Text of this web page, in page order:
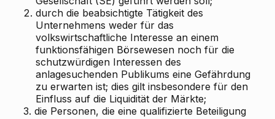
2. durch die beabsichtigte Tätigkeit des
Unternehmens weder für das
volkswirtschaftliche Interesse an einem
funktionsfähigen Börsewesen noch für die
schutzwürdigen Interessen des
anlagesuchenden Publikums eine Gefährdung
zu erwarten ist; dies gilt insbesondere für den
Einfluss auf die Liquidität der Märkte;
3. die Personen, die eine qualifizierte Beteiligung